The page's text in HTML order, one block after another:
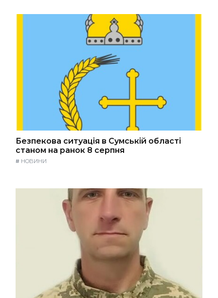
Безпекова ситуація в Сумській області
станом на ранок 8 серпня
# НОВИНИ